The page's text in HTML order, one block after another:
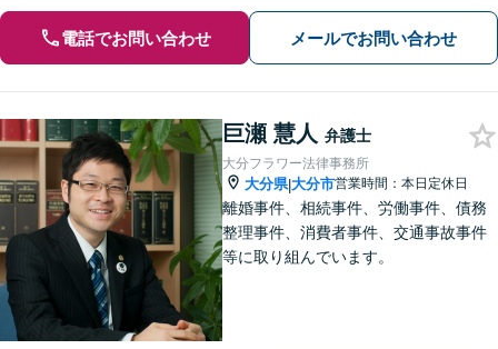
電話でお問い合わせ メールでお問い合わせ
巨瀬 慧人 弁護士
大分フラワー法律事務所
大分県|大分市営業時間：本日定休日
離婚事件、相続事件、労働事件、債務
整理事件、消費者事件、交通事故事件
等に取り組んでいます。